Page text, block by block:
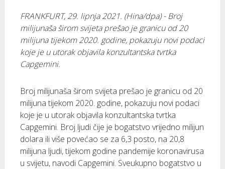
FRANKFURT, 29. lipnja 2021. (Hina/dpa) - Broj
milijunaša širom svijeta prešao je granicu od 20
milijuna tijekom 2020. godine, pokazuju novi podaci
koje je u utorak objavila konzultantska tvrtka
Capgemini.
Broj milijunaša širom svijeta prešao je granicu od 20
milijuna tijekom 2020. godine, pokazuju novi podaci
koje je u utorak objavila konzultantska tvrtka
Capgemini. Broj ljudi čije je bogatstvo vrijedno milijun
dolara ili više povećao se za 6,3 posto, na 20,8
milijuna ljudi, tijekom godine pandemije koronavirusa
u svijetu, navodi Capgemini. Sveukupno bogatstvo u